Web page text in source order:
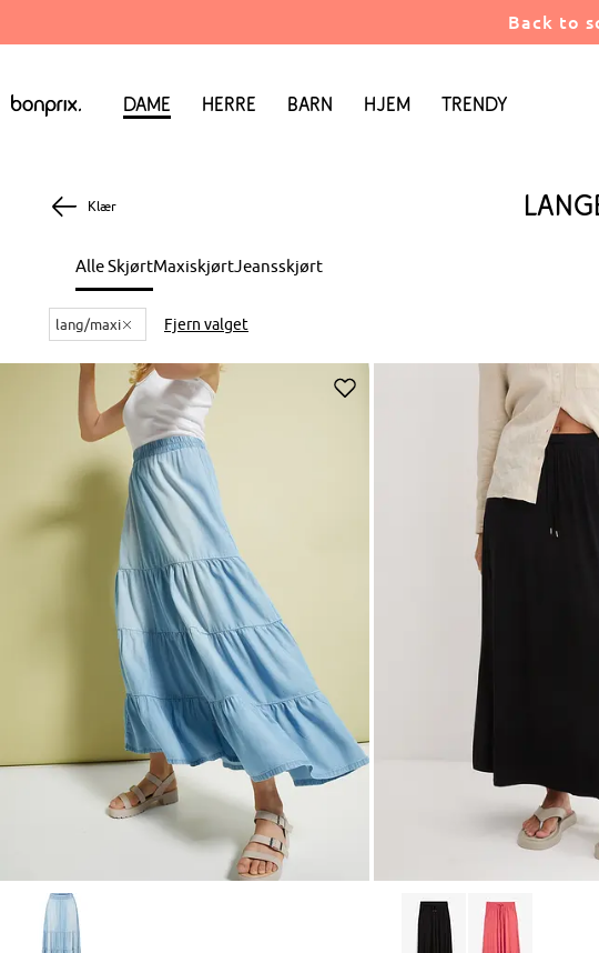
Back to
Dame Herre Barn Hjem Trendy
Klær
Alle SkjørtMaxiskjørtJeansskjørt
lang/maxi Fjern valget